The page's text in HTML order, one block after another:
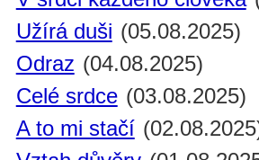
Užírá duši (05.08.2025)
Odraz (04.08.2025)
Celé srdce (03.08.2025)
A to mi stačí